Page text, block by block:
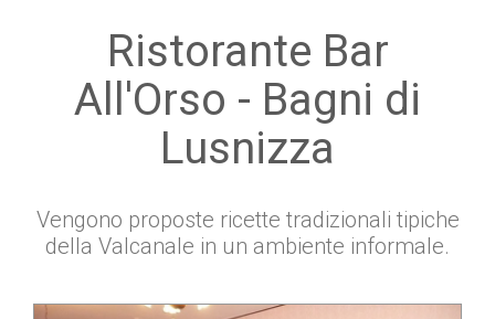
Ristorante Bar
All'Orso - Bagni di
Lusnizza
Vengono proposte ricette tradizionali tipiche
della Valcanale in un ambiente informale.